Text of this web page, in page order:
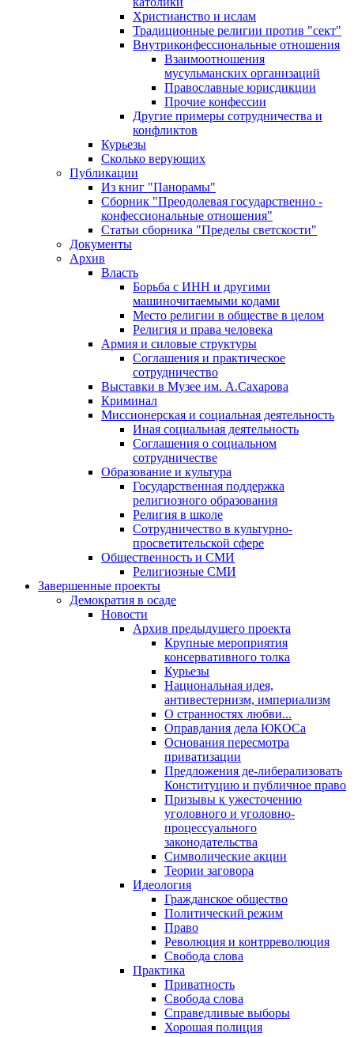
Христианство и ислам
Традиционные религии против "сект"
Внутриконфессиональные отношения
Взаимоотношения
мусульманских организаций
Православные юрисдикции
Прочие конфессии
Другие примеры сотрудничества и
конфликтов
Курьезы
Сколько верующих
Публикации
Из книг "Панорамы"
Сборник "Преодолевая государственно -
конфессиональные отношения"
Статьи сборника "Пределы светскости"
Документы
Архив
Власть
Борьба с ИНН и другими
машиночитаемыми кодами
Место религии в обществе в целом
Религия и права человека
Армия и силовые структуры
Соглашения и практическое
сотрудничество
Выставки в Музее им. А.Сахарова
Криминал
Миссионерская и социальная деятельность
Иная социальная деятельность
Соглашения о социальном
сотрудничестве
Образование и культура
Государственная поддержка
религиозного образования
Религия в школе
Сотрудничество в культурно-
просветительской сфере
Общественность и СМИ
Религиозные СМИ
Завершенные проекты
Демократия в осаде
Новости
Архив предыдущего проекта
Крупные мероприятия
консервативного толка
Курьезы
Национальная идея,
антивестернизм, империализм
О странностях любви...
Оправдания дела ЮКОСа
Основания пересмотра
приватизации
Предложения де-либерализовать
Конституцию и публичное право
Призывы к ужесточению
уголовного и уголовно-
процессуального
законодательства
Символические акции
Теории заговора
Идеология
Гражданское общество
Политический режим
Право
Революция и контрреволюция
Свобода слова
Практика
Приватность
Свобода слова
Справедливые выборы
Хорошая полиция